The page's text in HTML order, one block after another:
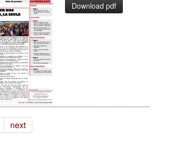
Download pdf
next